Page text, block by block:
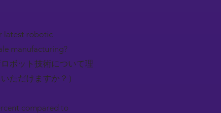
latest robotic
manufacturing?
ボット技術について理
ただけますか？）
compared to